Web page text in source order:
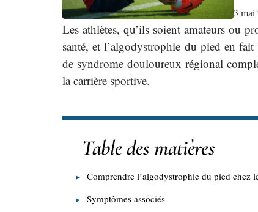
3 mai
Les athlètes, qu’ils soient amateurs ou
santé, et l’algodystrophie du pied en
de syndrome douloureux régional
la carrière sportive.
Table des matières
Comprendre l’algodystrophie du pied chez
Symptômes associés